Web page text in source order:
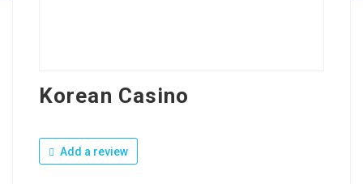
Korean Casino
Add a review